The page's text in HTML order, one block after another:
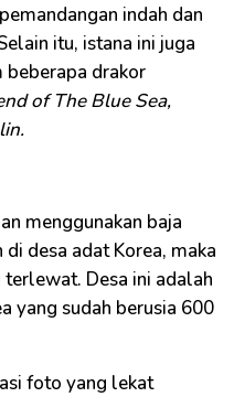
indah dan
itu, istana ini juga
drakor
of The Blue Sea,
menggunakan baja
desa adat Korea, maka
Desa ini adalah
yang sudah berusia 600
foto yang lekat